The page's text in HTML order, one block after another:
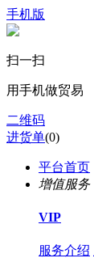
手机版
扫一扫
用手机做贸易
二维码
进货单(0)
平台首页
增值服务
VIP
服务介绍